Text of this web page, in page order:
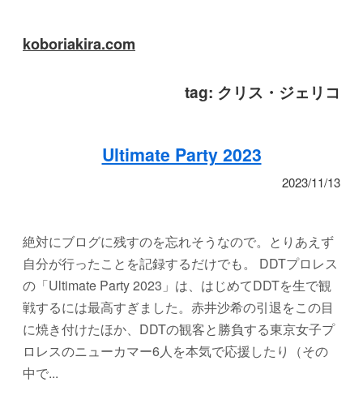
koboriakira.com
tag: クリス・ジェリコ
Ultimate Party 2023
2023/11/13
絶対にブログに残すのを忘れそうなので。とりあえず
自分が行ったことを記録するだけでも。 DDTプロレス
の「Ultimate Party 2023」は、はじめてDDTを生で観
戦するには最高すぎました。赤井沙希の引退をこの目
に焼き付けたほか、DDTの観客と勝負する東京女子プ
ロレスのニューカマー6人を本気で応援したり（その
中で...